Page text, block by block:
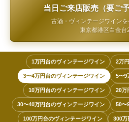
当日ご来店販売（要ご
古酒・ヴィンテージワイン
東京都港区白金台
1万円台のヴィンテージワイン 2万
3〜4万円台のヴィンテージワイン 5〜9
10万円台のヴィンテージワイン 20万
30〜40万円台のヴィンテージワイン 50〜
100万円台のヴィンテージワイン 300万